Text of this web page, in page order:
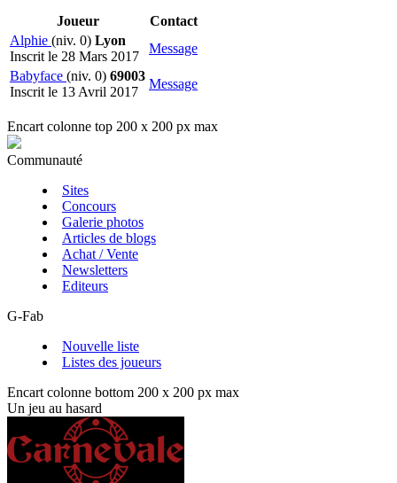
Joueur
Contact
Alphie (niv. 0) Lyon
Inscrit le 28 Mars 2017
Message
Babyface (niv. 0) 69003
Inscrit le 13 Avril 2017
Message
Encart colonne top 200 x 200 px max
Communauté
Sites
Concours
Galerie photos
Articles de blogs
Achat / Vente
Newsletters
Editeurs
G-Fab
Nouvelle liste
Listes des joueurs
Encart colonne bottom 200 x 200 px max
Un jeu au hasard